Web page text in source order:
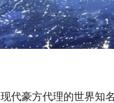
现代豪方代理的世界知